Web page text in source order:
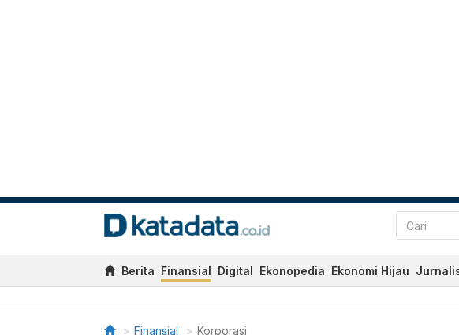
Berita Finansial Digital Ekonopedia Ekonomi Hijau
Finansial Korporasi